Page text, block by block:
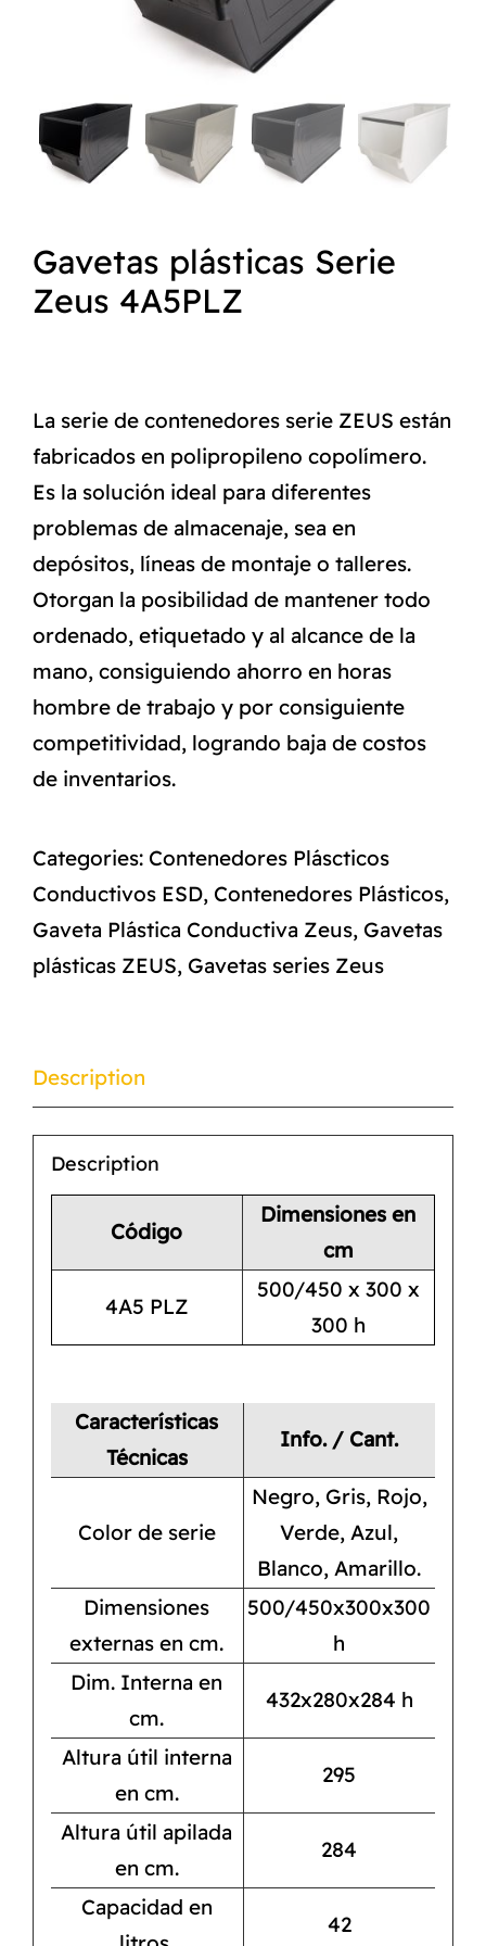
CATÁLOGO
CONTACTO
Gavetas plásticas Serie
Zeus 4A5PLZ
La serie de contenedores serie ZEUS están
fabricados en polipropileno copolímero.
Es la solución ideal para diferentes
problemas de almacenaje, sea en
depósitos, líneas de montaje o talleres.
Otorgan la posibilidad de mantener todo
ordenado, etiquetado y al alcance de la
mano, consiguiendo ahorro en horas
hombre de trabajo y por consiguiente
competitividad, logrando baja de costos
de inventarios.
Categories: Contenedores Pláscticos
Conductivos ESD, Contenedores Plásticos,
Gaveta Plástica Conductiva Zeus, Gavetas
plásticas ZEUS, Gavetas series Zeus
Description
Description
Código
Dimensiones en
cm
4A5 PLZ
500/450 x 300 x
300 h
Características
Técnicas
Info. / Cant.
Color de serie
Negro, Gris, Rojo,
Verde, Azul,
Blanco, Amarillo.
Dimensiones
externas en cm.
500/450x300x300
h
Dim. Interna en
cm.
432x280x284 h
Altura útil interna
en cm.
295
Altura útil apilada
en cm.
284
Capacidad en
42